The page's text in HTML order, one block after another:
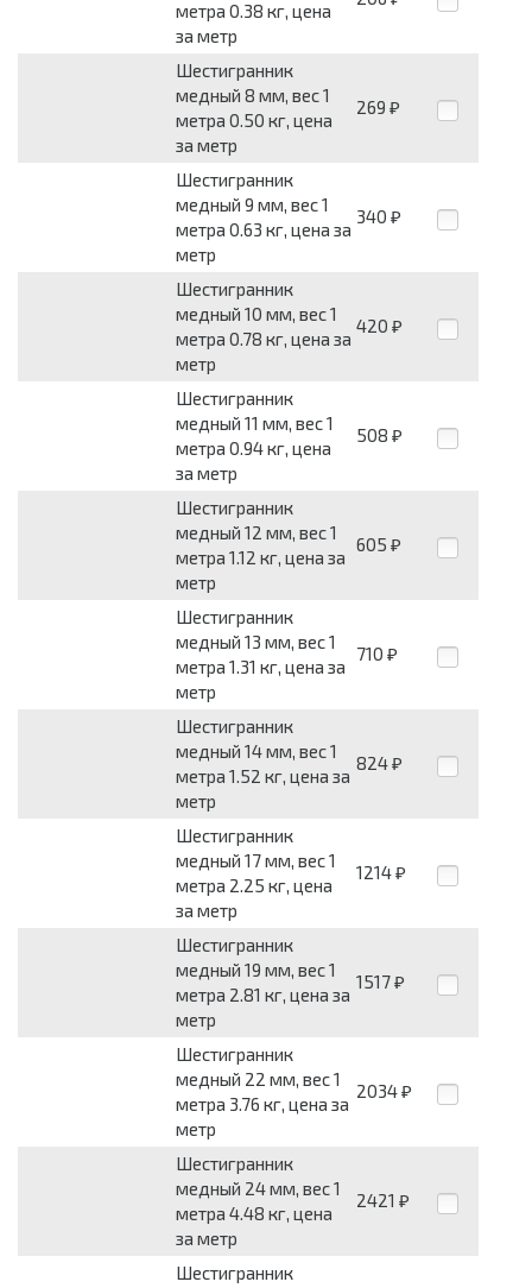
метра 0.38 кг, цена
за метр
Шестигранник
медный 8 мм, вес 1
метра 0.50 кг, цена
за метр
269 ₽
Шестигранник
медный 9 мм, вес 1
метра 0.63 кг, цена за
метр
340 ₽
Шестигранник
медный 10 мм, вес 1
метра 0.78 кг, цена за
метр
420 ₽
Шестигранник
медный 11 мм, вес 1
метра 0.94 кг, цена
за метр
508 ₽
Шестигранник
медный 12 мм, вес 1
метра 1.12 кг, цена за
метр
605 ₽
Шестигранник
медный 13 мм, вес 1
метра 1.31 кг, цена за
метр
710 ₽
Шестигранник
медный 14 мм, вес 1
метра 1.52 кг, цена за
метр
824 ₽
Шестигранник
медный 17 мм, вес 1
метра 2.25 кг, цена
за метр
1214 ₽
Шестигранник
медный 19 мм, вес 1
метра 2.81 кг, цена за
метр
1517 ₽
Шестигранник
медный 22 мм, вес 1
метра 3.76 кг, цена за
метр
2034 ₽
Шестигранник
медный 24 мм, вес 1
метра 4.48 кг, цена
за метр
2421 ₽
Шестигранник